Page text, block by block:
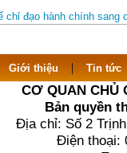
đạo hành chính sang
Giới thiệu | Tin tức
CƠ QUAN CHỦ
Bản quyền
Địa chỉ: Số 2
Điện